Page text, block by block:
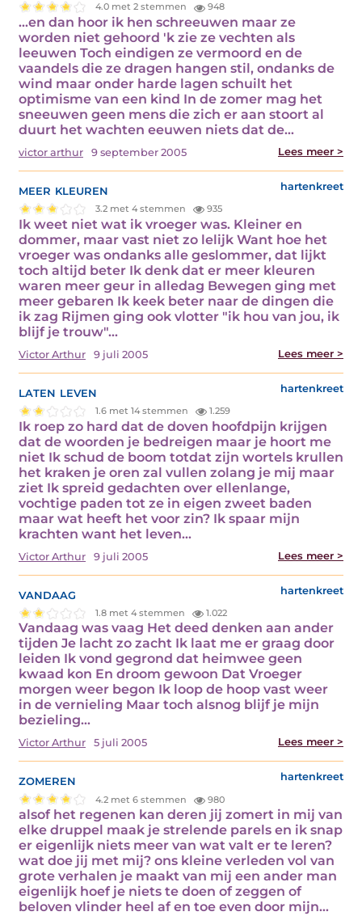
4.0 met 2 stemmen 948
...en dan hoor ik hen schreeuwen maar ze
worden niet gehoord 'k zie ze vechten als
leeuwen Toch eindigen ze vermoord en de
vaandels die ze dragen hangen stil, ondanks de
wind maar onder harde lagen schuilt het
optimisme van een kind In de zomer mag het
sneeuwen geen mens die zich er aan stoort al
duurt het wachten eeuwen niets dat de…
victor arthur 9 september 2005 Lees meer >
meer kleuren hartenkreet
3.2 met 4 stemmen 935
Ik weet niet wat ik vroeger was. Kleiner en
dommer, maar vast niet zo lelijk Want hoe het
vroeger was ondanks alle geslommer, dat lijkt
toch altijd beter Ik denk dat er meer kleuren
waren meer geur in alledag Bewegen ging met
meer gebaren Ik keek beter naar de dingen die
ik zag Rijmen ging ook vlotter "ik hou van jou, ik
blijf je trouw"…
Victor Arthur 9 juli 2005 Lees meer >
laten leven hartenkreet
1.6 met 14 stemmen 1.259
Ik roep zo hard dat de doven hoofdpijn krijgen
dat de woorden je bedreigen maar je hoort me
niet Ik schud de boom totdat zijn wortels krullen
het kraken je oren zal vullen zolang je mij maar
ziet Ik spreid gedachten over ellenlange,
vochtige paden tot ze in eigen zweet baden
maar wat heeft het voor zin? Ik spaar mijn
krachten want het leven…
Victor Arthur 9 juli 2005 Lees meer >
vandaag hartenkreet
1.8 met 4 stemmen 1.022
Vandaag was vaag Het deed denken aan ander
tijden Je lacht zo zacht Ik laat me er graag door
leiden Ik vond gegrond dat heimwee geen
kwaad kon En droom gewoon Dat Vroeger
morgen weer begon Ik loop de hoop vast weer
in de vernieling Maar toch alsnog blijf je mijn
bezieling…
Victor Arthur 5 juli 2005 Lees meer >
zomeren hartenkreet
4.2 met 6 stemmen 980
alsof het regenen kan deren jij zomert in mij van
elke druppel maak je strelende parels en ik snap
er eigenlijk niets meer van wat valt er te leren?
wat doe jij met mij? ons kleine verleden vol van
grote verhalen je maakt van mij een ander man
eigenlijk hoef je niets te doen of zeggen of
beloven vlinder heel af en toe even door mijn…